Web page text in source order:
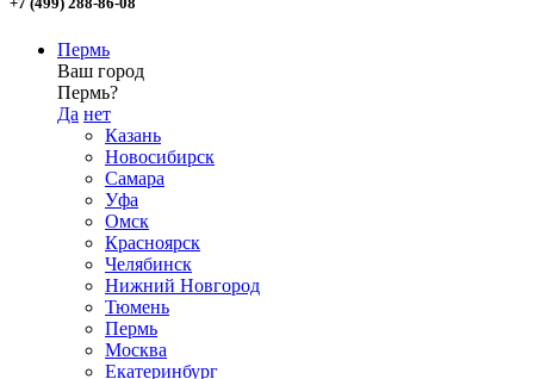
Пермь
Ваш город
Пермь?
Да нет
Казань
Новосибирск
Самара
Уфа
Омск
Красноярск
Челябинск
Нижний Новгород
Тюмень
Пермь
Москва
Екатеринбург